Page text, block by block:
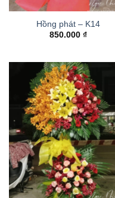
Hồng phát – K14
850.000 ₫